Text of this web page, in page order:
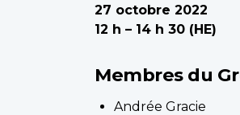
27 octobre 2022
12 h – 14 h 30 (HE)
Membres du
Andrée Gracie